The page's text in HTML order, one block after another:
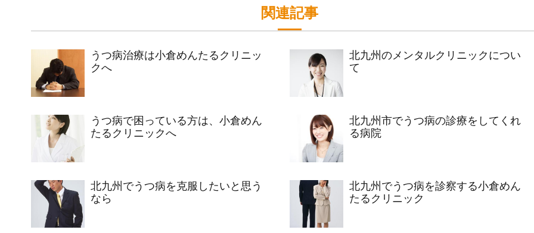
関連記事
うつ病治療は小倉めんたるクリニッ
クへ
北九州のメンタルクリニックについ
て
うつ病で困っている方は、小倉めん
たるクリニックへ
北九州市でうつ病の診療をしてくれ
る病院
北九州でうつ病を克服したいと思う
なら
北九州でうつ病を診察する小倉めん
たるクリニック